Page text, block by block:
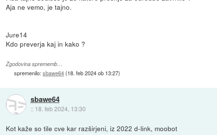
Aja ne vemo, je tajno.
Jure14
Kdo preverja kaj in kako ?
Zgodovina sprememb…
spremenilo:sbawe64(18. feb 2024 ob 13:27)
sbawe64
:: 18. feb 2024, 13:30
Kot kaže so tile cve kar razširjeni, iz 2022 d-link, moobot